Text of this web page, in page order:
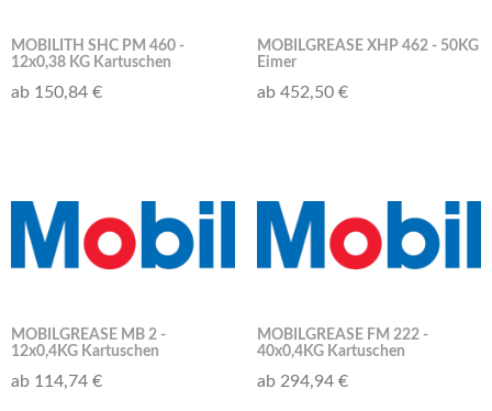
MOBILITH SHC PM 460 -
12x0,38 KG Kartuschen
ab 150,84 €
MOBILGREASE XHP 462 - 50KG
Eimer
ab 452,50 €
MOBILGREASE MB 2 -
12x0,4KG Kartuschen
ab 114,74 €
MOBILGREASE FM 222 -
40x0,4KG Kartuschen
ab 294,94 €